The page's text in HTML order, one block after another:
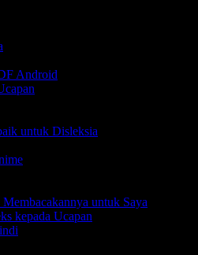
Android
untuk Disleksia
untuk Saya
kepada Ucapan